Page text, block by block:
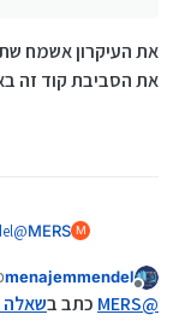
את העיקרון אשמח
את הסביבת קוד זה
M
MERS
@
מנותק
menajemmendel
@
MERS כתב בשאלה